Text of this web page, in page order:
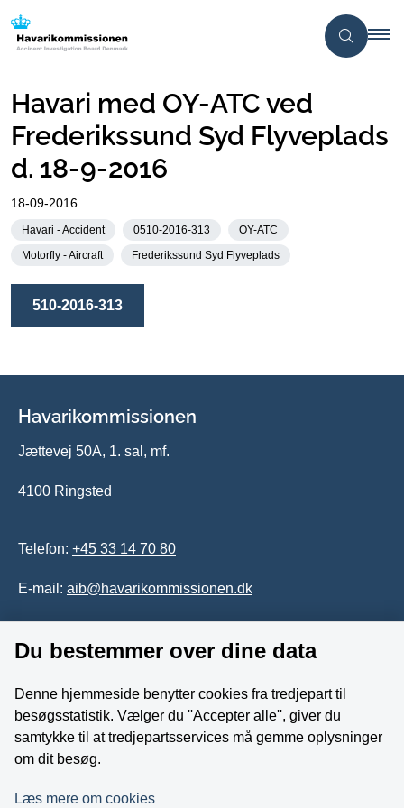
Havari med OY-ATC ved
Frederikssund Syd Flyveplads
d. 18-9-2016
18-09-2016
Havari - Accident 0510-2016-313
OY-ATC
Motorfly - Aircraft
Frederikssund Syd Flyveplads
510-2016-313
Havarikommissionen
Jættevej 50A, 1. sal, mf.
4100 Ringsted
Telefon: +45 33 14 70 80
E-mail: aib@havarikommissionen.dk
Tilgængelighedserklæring
Whistleblowerordning
Følg os på YouTube
Du bestemmer over dine data
Denne hjemmeside benytter cookies fra tredjepart til
besøgsstatistik. Vælger du ''Accepter alle'', giver du
samtykke til at tredjepartsservices må gemme oplysninger
om dit besøg.
Læs mere om cookies